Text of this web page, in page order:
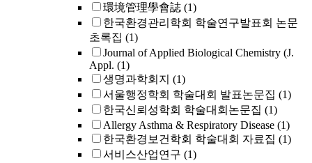
環境管理學會誌 (1)
한국환경관리학회 학술연구발표회 논문
초록집 (1)
Journal of Applied Biological Chemistry (J.
Appl. (1)
생명과학회지 (1)
서울행정학회 학술대회 발표논문집 (1)
한국신뢰성학회 학술대회논문집 (1)
Allergy Asthma & Respiratory Disease (1)
한국환경보건학회 학술대회 자료집 (1)
서비스산업연구 (1)